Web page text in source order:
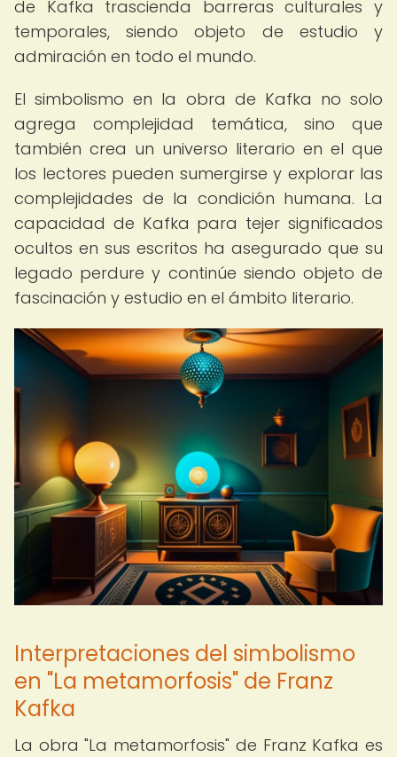
de Kafka trascienda barreras culturales y
temporales, siendo objeto de estudio y
admiración en todo el mundo.
El simbolismo en la obra de Kafka no solo
agrega complejidad temática, sino que
también crea un universo literario en el que
los lectores pueden sumergirse y explorar las
complejidades de la condición humana. La
capacidad de Kafka para tejer significados
ocultos en sus escritos ha asegurado que su
legado perdure y continúe siendo objeto de
fascinación y estudio en el ámbito literario.
Interpretaciones del simbolismo
en "La metamorfosis" de Franz
Kafka
La obra "La metamorfosis" de Franz Kafka es